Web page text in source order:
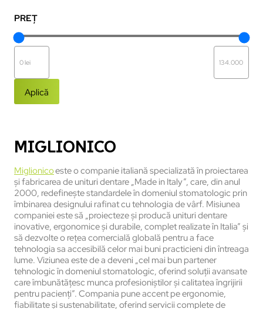
PREȚ
Aplică
MIGLIONICO
Miglionicoeste o companie italiană specializată în proiectarea
și fabricarea de unituri dentare „Made in Italy”, care, din anul
2000, redefinește standardele în domeniul stomatologic prin
îmbinarea designului rafinat cu tehnologia de vârf. Misiunea
companiei este să „proiecteze și producă unituri dentare
inovative, ergonomice și durabile, complet realizate în Italia” și
să dezvolte o rețea comercială globală pentru a face
tehnologia sa accesibilă celor mai buni practicieni din întreaga
lume. Viziunea este de a deveni „cel mai bun partener
tehnologic în domeniul stomatologic, oferind soluții avansate
care îmbunătățesc munca profesioniștilor și calitatea îngrijirii
pentru pacienți”. Compania pune accent pe ergonomie,
fiabilitate și sustenabilitate, oferind servicii complete de